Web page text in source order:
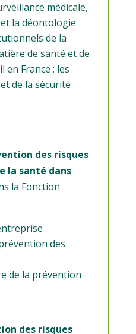
médicale,
la déontologie
de la
de santé et de
en France : les
de la sécurité
des risques
la santé dans
la Fonction
des
de la prévention
des risques